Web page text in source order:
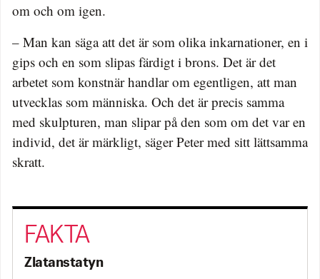
om och om igen.
– Man kan säga att det är som olika inkarnationer, en i
gips och en som slipas färdigt i brons. Det är det
arbetet som konstnär handlar om egentligen, att man
utvecklas som människa. Och det är precis samma
med skulpturen, man slipar på den som om det var en
individ, det är märkligt, säger Peter med sitt lättsamma
skratt.
Zlatanstatyn